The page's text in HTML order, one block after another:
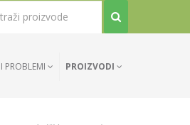
PROBLEMI PROIZVODI